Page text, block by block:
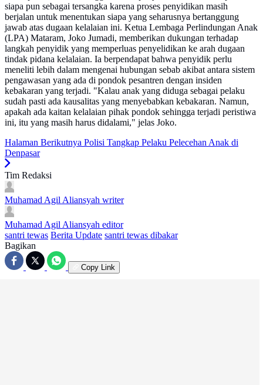
siapa pun sebagai tersangka karena proses penyidikan masih
berjalan untuk menentukan siapa yang seharusnya bertanggung
jawab atas dugaan kelalaian ini. Ketua Lembaga Perlindungan Anak
(LPA) Mataram, Joko Jumadi, memberikan dukungan terhadap
langkah penyidik yang memperluas penyelidikan ke arah dugaan
tindak pidana kelalaian. Ia berpendapat bahwa penyidik perlu
meneliti lebih dalam mengenai hubungan sebab akibat antara sistem
pengawasan yang ada di pondok pesantren dengan insiden
kebakaran yang terjadi. "Kalau anak yang diduga sebagai pelaku
sudah pasti ada kausalitas yang menyebabkan kebakaran. Namun,
apakah ada kaitan kelalaian pihak pondok sehingga terjadi peristiwa
ini, itu yang masih harus didalami," jelas Joko.
Halaman Berikutnya Polisi Tangkap Pelaku Pelecehan Anak di
Denpasar
Tim Redaksi
Muhamad Agil Aliansyah writer
Muhamad Agil Aliansyah editor
santri tewas Berita Update santri tewas dibakar
Bagikan
Copy Link